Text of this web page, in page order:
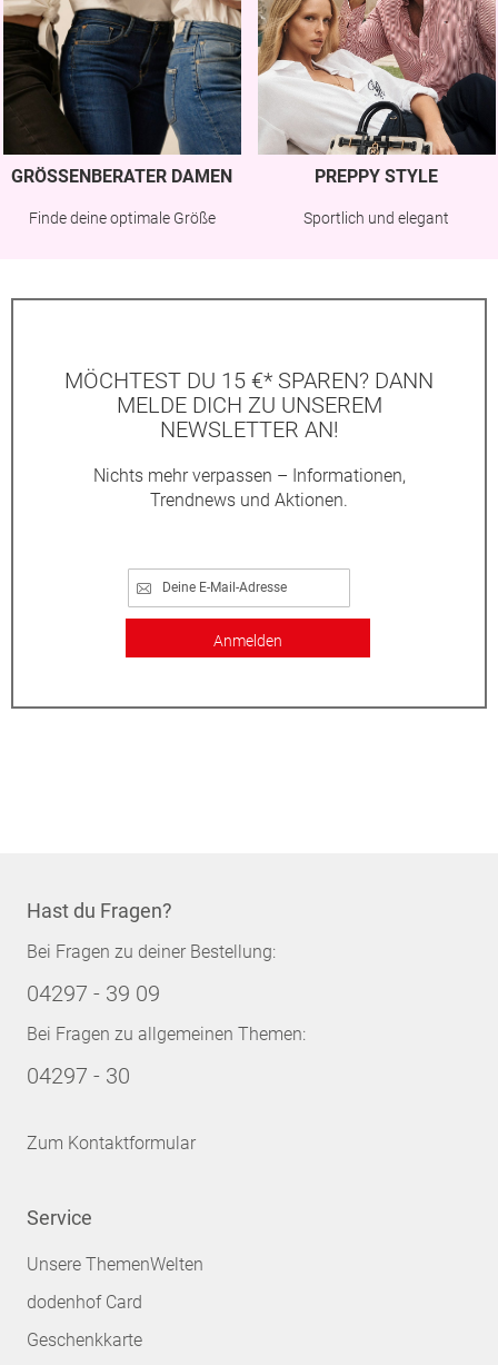
GRÖSSENBERATER DAMEN
Finde deine optimale Größe
PREPPY STYLE
Sportlich und elegant
MÖCHTEST DU 15 €* SPAREN? DANN
MELDE DICH ZU UNSEREM
NEWSLETTER AN!
Nichts mehr verpassen – Informationen,
Trendnews und Aktionen.
Anmelden
Hast du Fragen?
Bei Fragen zu deiner Bestellung:
04297 - 39 09
Bei Fragen zu allgemeinen Themen:
04297 - 30
Zum Kontaktformular
Service
Unsere ThemenWelten
dodenhof Card
Geschenkkarte